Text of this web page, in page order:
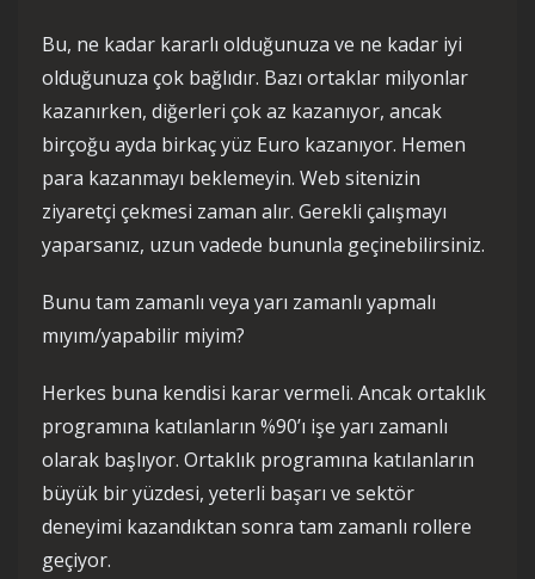
Bu, ne kadar kararlı olduğunuza ve ne kadar iyi
olduğunuza çok bağlıdır. Bazı ortaklar milyonlar
kazanırken, diğerleri çok az kazanıyor, ancak
birçoğu ayda birkaç yüz Euro kazanıyor. Hemen
para kazanmayı beklemeyin. Web sitenizin
ziyaretçi çekmesi zaman alır. Gerekli çalışmayı
yaparsanız, uzun vadede bununla geçinebilirsiniz.
Bunu tam zamanlı veya yarı zamanlı yapmalı
mıyım/yapabilir miyim?
Herkes buna kendisi karar vermeli. Ancak ortaklık
programına katılanların %90’ı işe yarı zamanlı
olarak başlıyor. Ortaklık programına katılanların
büyük bir yüzdesi, yeterli başarı ve sektör
deneyimi kazandıktan sonra tam zamanlı rollere
geçiyor.